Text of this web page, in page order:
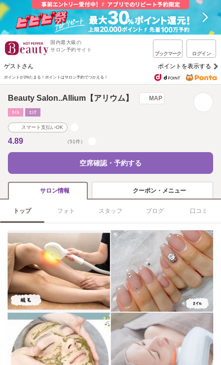
国内最大級の
サロン予約サイト
ブックマーク ログイン
ゲストさん ポイントを表示する
ポイントが1%たまる！ ポイントはサロン予約でつかえる！
Beauty Salon..Allium【アリウム】 MAP
ﾈｲﾙ ｴｽﾃ
スマート支払いOK
4.89 （51件）
空席確認・予約する
サロン情報 クーポン・メニュー
トップ フォト スタッフ ブログ 口コミ